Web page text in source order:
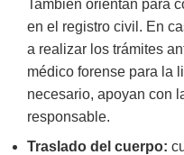
También orientan para
en el registro civil. En
a realizar los trámites
médico forense para la
necesario, apoyan con
responsable.
Traslado del cuerpo: